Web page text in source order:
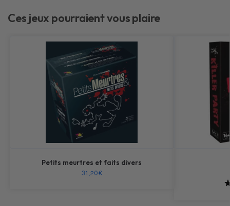
Ces jeux pourraient vous plaire
Petits meurtres et faits divers
31,20€